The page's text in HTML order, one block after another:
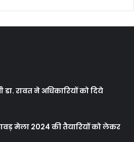
डा. रावत ने अधिकारियों को दिये
मेला 2024 की तैयारियों को लेकर